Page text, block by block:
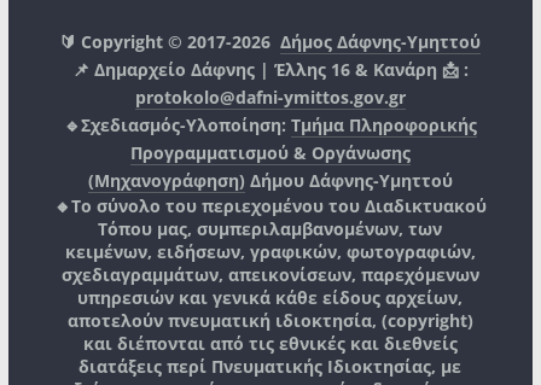
🔰 Copyright © 2017-2026Δήμος Δάφνης-Υμηττού
📌 Δημαρχείο Δάφνης | Έλλης 16 & Κανάρη 📩 :
protokolo@dafni-ymittos.gov.gr
🔹Σχεδιασμός-Υλοποίηση: Τμήμα Πληροφορικής
Προγραμματισμού & Οργάνωσης
(Μηχανογράφηση) Δήμου Δάφνης-Υμηττού
🔸Το σύνολο του περιεχομένου του Διαδικτυακού
Τόπου μας, συμπεριλαμβανομένων, των
κειμένων, ειδήσεων, γραφικών, φωτογραφιών,
σχεδιαγραμμάτων, απεικονίσεων, παρεχόμενων
υπηρεσιών και γενικά κάθε είδους αρχείων,
αποτελούν πνευματική ιδιοκτησία, (copyright)
και διέπονται από τις εθνικές και διεθνείς
διατάξεις περί Πνευματικής Ιδιοκτησίας, με